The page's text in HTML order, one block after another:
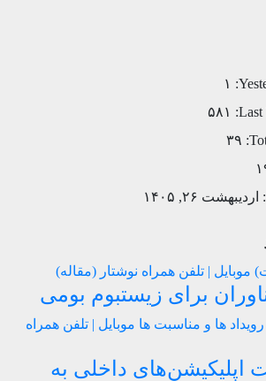
۱
Last
۵۸۱
۳۹
اردیبهشت ۲۶, ۱۴۰۵
موبایل | تلفن همراه نوشتار (مقاله)
برای زیستبوم بومی
رویداد ها و مناسبت ها موبایل | تلفن همراه
داخلی به